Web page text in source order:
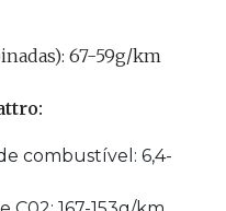
67-59g/km
combustível: 6,4-